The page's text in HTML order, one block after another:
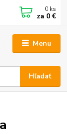
Menu
Hľadať
0 ks
za 0 €